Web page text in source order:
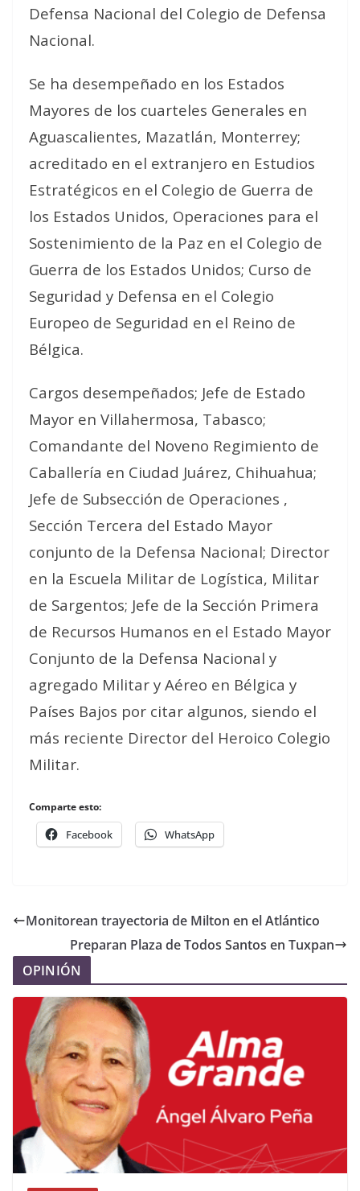
Defensa Nacional del Colegio de Defensa
Nacional.
Se ha desempeñado en los Estados
Mayores de los cuarteles Generales en
Aguascalientes, Mazatlán, Monterrey;
acreditado en el extranjero en Estudios
Estratégicos en el Colegio de Guerra de
los Estados Unidos, Operaciones para el
Sostenimiento de la Paz en el Colegio de
Guerra de los Estados Unidos; Curso de
Seguridad y Defensa en el Colegio
Europeo de Seguridad en el Reino de
Bélgica.
Cargos desempeñados; Jefe de Estado
Mayor en Villahermosa, Tabasco;
Comandante del Noveno Regimiento de
Caballería en Ciudad Juárez, Chihuahua;
Jefe de Subsección de Operaciones ,
Sección Tercera del Estado Mayor
conjunto de la Defensa Nacional; Director
en la Escuela Militar de Logística, Militar
de Sargentos; Jefe de la Sección Primera
de Recursos Humanos en el Estado Mayor
Conjunto de la Defensa Nacional y
agregado Militar y Aéreo en Bélgica y
Países Bajos por citar algunos, siendo el
más reciente Director del Heroico Colegio
Militar.
Comparte esto:
Facebook WhatsApp
Monitorean trayectoria de Milton en el Atlántico
Preparan Plaza de Todos Santos en Tuxpan
OPINIÓN